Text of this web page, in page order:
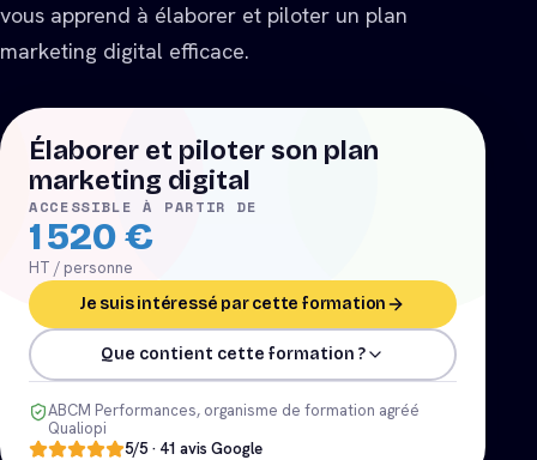
vous apprend à élaborer et piloter un plan
marketing digital efficace.
Élaborer et piloter son plan
marketing digital
ACCESSIBLE À PARTIR DE
1 520€
HT / personne
Je suis intéressé par cette formation
Que contient cette formation ?
ABCM Performances, organisme de formation agréé
Qualiopi
5/5 · 41 avis Google